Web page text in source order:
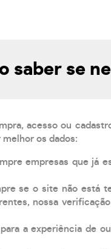
saber se
acesso ou
os dados:
empresas que já
se o site não está
nossa
a experiência de